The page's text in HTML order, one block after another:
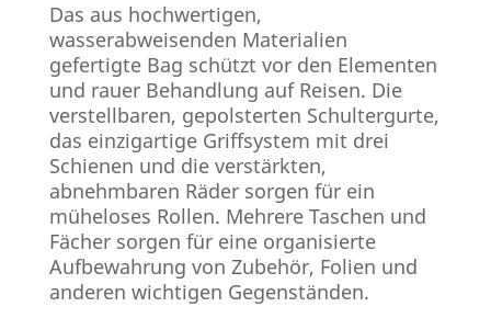
Das aus hochwertigen,
wasserabweisenden Materialien
gefertigte Bag schützt vor den Elementen
und rauer Behandlung auf Reisen. Die
verstellbaren, gepolsterten Schultergurte,
das einzigartige Griffsystem mit drei
Schienen und die verstärkten,
abnehmbaren Räder sorgen für ein
müheloses Rollen. Mehrere Taschen und
Fächer sorgen für eine organisierte
Aufbewahrung von Zubehör, Folien und
anderen wichtigen Gegenständen.